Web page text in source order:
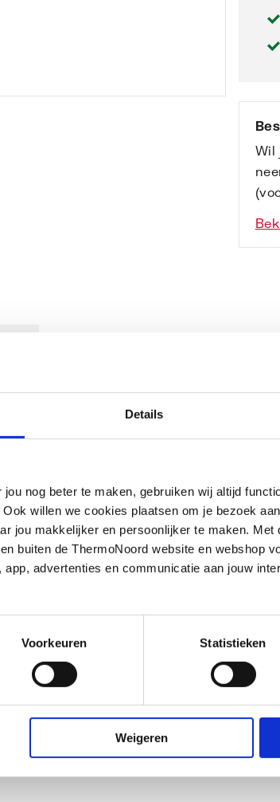
Details
nog beter te maken, gebruiken wij altijd
willen we cookies plaatsen om je bezoek
jou makkelijker en persoonlijker te maken.
buiten de ThermoNoord website en webshop
advertenties en communicatie aan jouw
Voorkeuren Statistieken
Weigeren
Wil